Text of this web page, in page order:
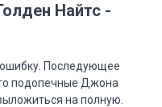
Найтс -
ошибку. Последующее
подопечные Джона
на полную.